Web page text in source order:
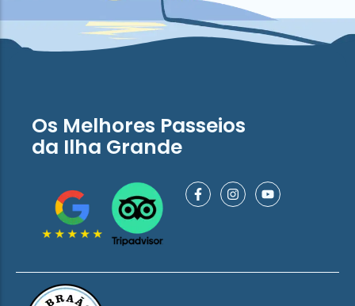
Os Melhores Passeios
da Ilha Grande